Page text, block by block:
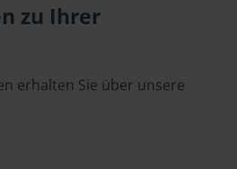
zu Ihrer
erhalten Sie über unsere